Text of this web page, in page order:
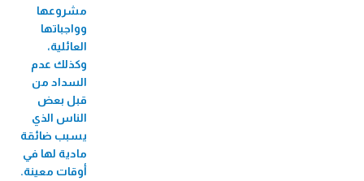
مشروعها
وواجباتها
العائلية،
وكذلك عدم
السداد من
قبل بعض
الناس الذي
يسبب ضائقة
مادية لها في
أوقات معينة.